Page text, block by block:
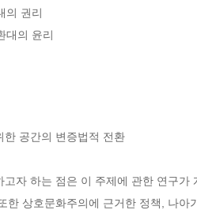
한 공간의 변증법적 전환
고자 하는 점은 이 주제에 관한 연구
한 상호문화주의에 근거한 정책, 나